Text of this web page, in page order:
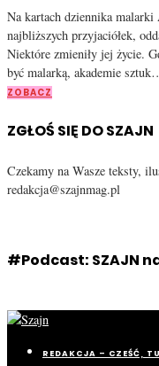
Na kartach dziennika
najbliższych przyjaciółek,
Niektóre zmieniły jej życie.
być malarką, akademie
ZOBACZ
ZGŁOŚ SIĘ DO SZAJN
Czekamy na Wasze teksty,
redakcja@szajnmag.pl
#Podcast: SZAJN
REDAKCJA – CZEŚĆ,